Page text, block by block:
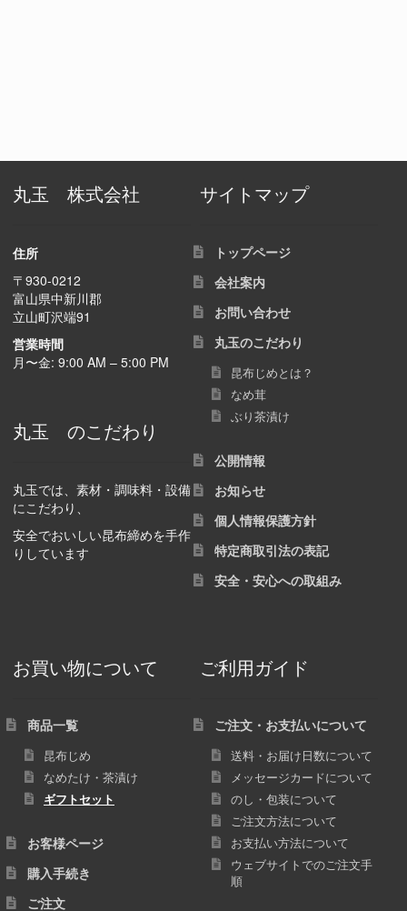
丸玉 株式会社
住所
〒930-0212
富山県中新川郡
立山町沢端91
営業時間
月〜金: 9:00 AM – 5:00 PM
丸玉 のこだわり
丸玉では、素材・調味料・設備
にこだわり、
安全でおいしい昆布締めを手作
りしています
サイトマップ
トップページ
会社案内
お問い合わせ
丸玉のこだわり
昆布じめとは？
なめ茸
ぶり茶漬け
公開情報
お知らせ
個人情報保護方針
特定商取引法の表記
安全・安心への取組み
お買い物について
商品一覧
昆布じめ
なめたけ・茶漬け
ギフトセット
お客様ページ
購入手続き
ご注文
ご利用ガイド
ご注文・お支払いについて
送料・お届け日数について
メッセージカードについて
のし・包装について
ご注文方法について
お支払い方法について
ウェブサイトでのご注文手
順